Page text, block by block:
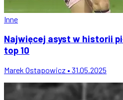
Inne
Najwięcej asyst w historii
top 10
Marek Ostapowicz • 31.05.2025